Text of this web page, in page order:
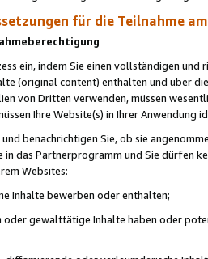
für die Teilnahme
ein, indem Sie einen vollständigen
(original content) enthalten und über
von Dritten verwenden, müssen
Ihre Website(s) in Ihrer Anwendung
benachrichtigen Sie, ob sie
in das Partnerprogramm und Sie dürfen
Websites:
Inhalte bewerben oder enthalten;
oder gewalttätige Inhalte haben oder